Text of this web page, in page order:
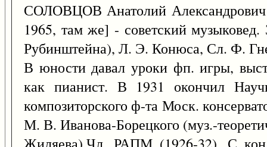
СОЛОВЦОВ Анатолий
1965, там же] - советский
Рубинштейна), Л. Э. Конюса, Сл. Ф.
В юности давал уроки фп. игры,
как пианист. В 1931 окончил
композиторского ф-та Моск.
М. В. Иванова-Борецкого (муз.-